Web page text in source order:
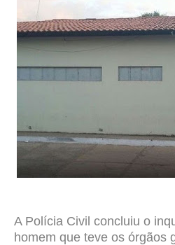
A Polícia Civil concluiu o
homem que teve os órgãos